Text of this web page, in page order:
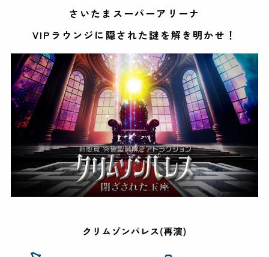
さいたまスーパーアリーナ
VIPラウンジに隠された謎を解き明かせ！